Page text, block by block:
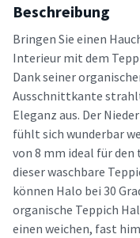
Beschreibung
Bringen Sie einen
Interieur mit dem
Dank seiner
Ausschnittkante
Eleganz aus. Der
fühlt sich wunderbar
von 8 mm ideal für
dieser waschbare
können Halo bei 30
organische Teppich
einen weichen, fast